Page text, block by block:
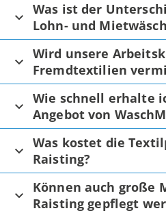
Was ist der
Lohn- und
Wird unsere
Fremdtextilien
Wie schnell erhalte
Angebot von
Was kostet die
Raisting?
Können auch große
Raisting gepflegt